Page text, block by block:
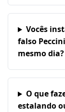
Vocês
falso
mesmo dia?
O que
estalando